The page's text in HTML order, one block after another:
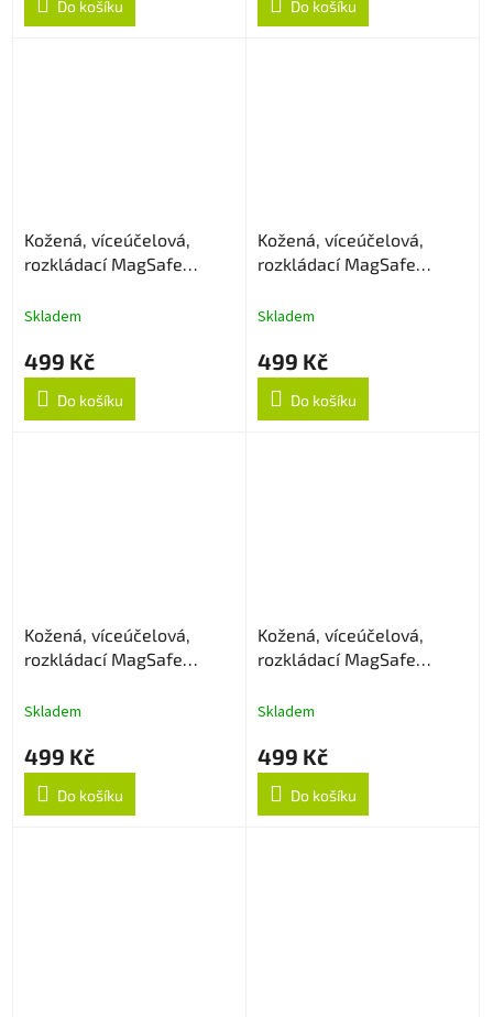
Do košíku Do košíku
Kožená, víceúčelová,
rozkládací MagSafe
Skladem
499 Kč
Do košíku
Kožená, víceúčelová,
rozkládací MagSafe
Skladem
499 Kč
Do košíku
Kožená, víceúčelová,
rozkládací MagSafe
Skladem
499 Kč
Do košíku
Kožená, víceúčelová,
rozkládací MagSafe
Skladem
499 Kč
Do košíku